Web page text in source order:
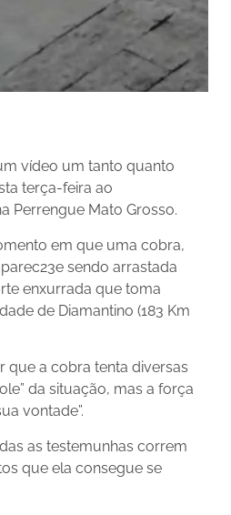
vídeo um tanto quanto
terça-feira ao
Perrengue Mato Grosso.
em que uma cobra,
sendo arrastada
enxurrada que toma
de Diamantino (183 Km
que a cobra tenta diversas
da situação, mas a força
vontade”.
as testemunhas correm
que ela consegue se